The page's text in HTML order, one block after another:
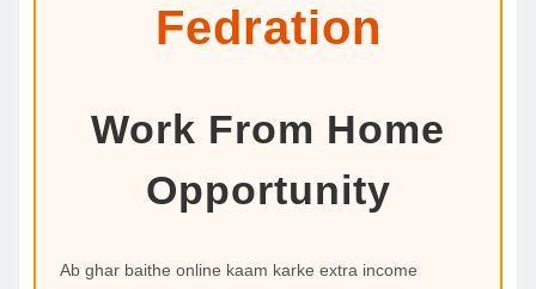
Fedration
Work From Home
Opportunity
Ab ghar baithe online kaam karke extra income